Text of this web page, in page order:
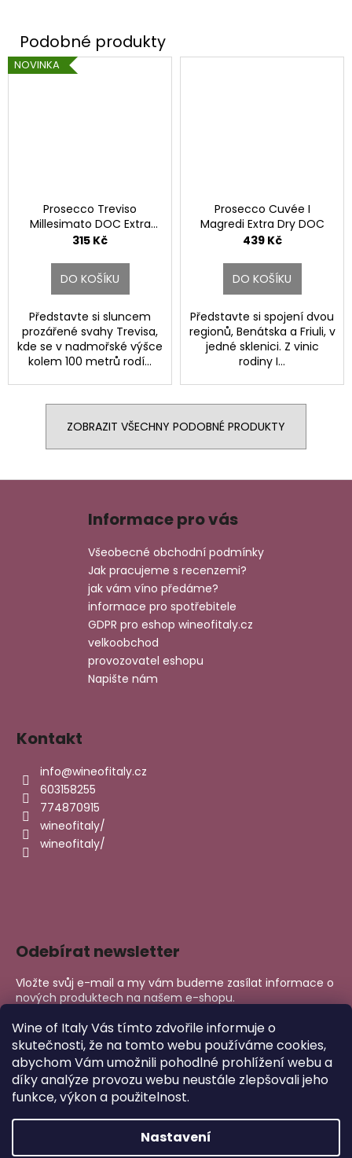
Wine of Italy Vás tímto zdvořile informuje o
skutečnosti, že na tomto webu používáme cookies,
abychom Vám umožnili pohodlné prohlížení webu a
díky analýze provozu webu neustále zlepšovali jeho
funkce, výkon a použitelnost.
Nastavení
NOVINKA
Prosecco Treviso
Millesimato DOC Extra
Dry.
315 Kč
DO KOŠÍKU
Představte si sluncem
prozářené svahy Trevisa,
kde se v nadmořské výšce
kolem 100 metrů rodí...
Prosecco Cuvée I
Magredi Extra Dry DOC
439 Kč
DO KOŠÍKU
Představte si spojení dvou
regionů, Benátska a Friuli, v
jedné sklenici. Z vinic
rodiny I...
ZOBRAZIT VŠECHNY PODOBNÉ PRODUKTY
Informace pro vás
Všeobecné obchodní podmínky
Jak pracujeme s recenzemi?
jak vám víno předáme?
informace pro spotřebitele
GDPR pro eshop wineofitaly.cz
velkoobchod
provozovatel eshopu
Napište nám
Kontakt
info@wineofitaly.cz
603158255
774870915
wineofitaly/
wineofitaly/
Odebírat newsletter
Vložte svůj e-mail a my vám budeme zasílat informace o
nových produktech na našem e-shopu.
E-mail
PŘIHLÁSIT SE
Wine of Italy. Všechna práva vyhrazena.
Upravit nastavení cookies